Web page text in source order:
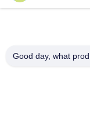
Свяжитесь с
Адрес: Xingfu
Good day, what